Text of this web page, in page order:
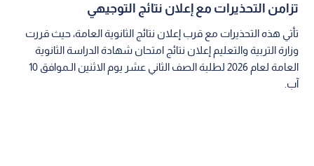
تزامن التحذيرات مع إعلان نتائج التوجيهي
تأتي هذه التحذيرات مع قرب إعلان نتائج الثانوية العامة، حيث قررت
وزارة التربية والتعليم إعلان نتائج امتحان شهادة الدراسة الثانوية
العامة لعام 2026 لطلبة الصف الثاني عشر يوم الاثنين الـموافق 10
آب.